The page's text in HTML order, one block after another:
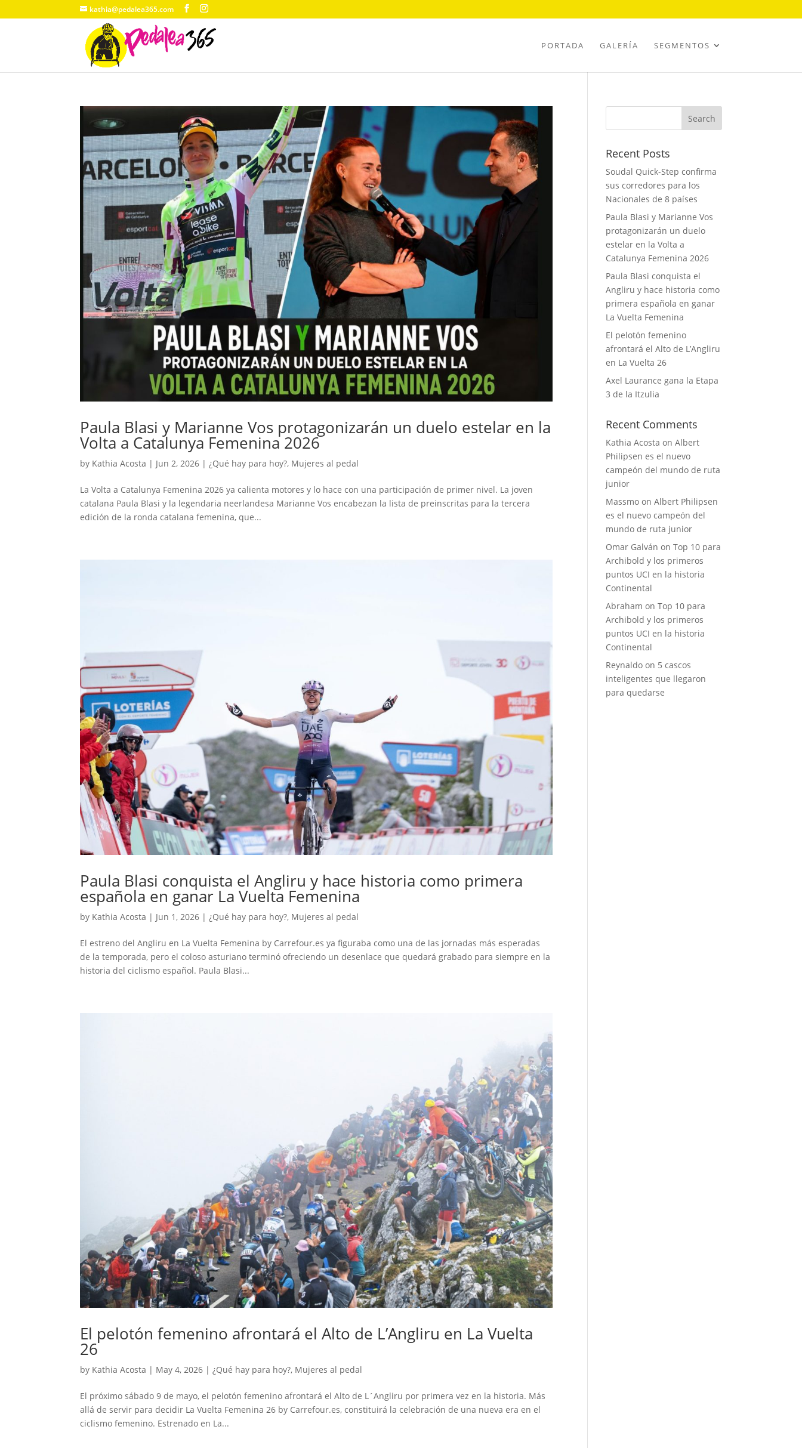
kathia@pedalea365.com
PORTADA GALERÍA SEGMENTOS
Paula Blasi y Marianne Vos protagonizarán un duelo estelar en la
Volta a Catalunya Femenina 2026
by Kathia Acosta | Jun 2, 2026 | ¿Qué hay para hoy?, Mujeres al pedal
La Volta a Catalunya Femenina 2026 ya calienta motores y lo hace con una participación de primer nivel. La joven
catalana Paula Blasi y la legendaria neerlandesa Marianne Vos encabezan la lista de preinscritas para la tercera
edición de la ronda catalana femenina, que...
Paula Blasi conquista el Angliru y hace historia como primera
española en ganar La Vuelta Femenina
by Kathia Acosta | Jun 1, 2026 | ¿Qué hay para hoy?, Mujeres al pedal
El estreno del Angliru en La Vuelta Femenina by Carrefour.es ya figuraba como una de las jornadas más esperadas
de la temporada, pero el coloso asturiano terminó ofreciendo un desenlace que quedará grabado para siempre en la
historia del ciclismo español. Paula Blasi...
El pelotón femenino afrontará el Alto de L’Angliru en La Vuelta
26
by Kathia Acosta | May 4, 2026 |¿Qué hay para hoy?, Mujeres al pedal
El próximo sábado 9 de mayo, el pelotón femenino afrontará el Alto de L´Angliru por primera vez en la historia. Más
allá de servir para decidir La Vuelta Femenina 26 by Carrefour.es, constituirá la celebración de una nueva era en el
ciclismo femenino. Estrenado en La...
Recent Posts
Soudal Quick-Step confirma
sus corredores para los
Nacionales de 8 países
Paula Blasi y Marianne Vos
protagonizarán un duelo
estelar en la Volta a
Catalunya Femenina 2026
Paula Blasi conquista el
Angliru y hace historia como
primera española en ganar
La Vuelta Femenina
El pelotón femenino
afrontará el Alto de L’Angliru
en La Vuelta 26
Axel Laurance gana la Etapa
3 de la Itzulia
Recent Comments
Kathia Acosta onAlbert
Philipsen es el nuevo
campeón del mundo de ruta
junior
Massmo onAlbert Philipsen
es el nuevo campeón del
mundo de ruta junior
Omar Galván onTop 10 para
Archibold y los primeros
puntos UCI en la historia
Continental
Abraham onTop 10 para
Archibold y los primeros
puntos UCI en la historia
Continental
Reynaldo on 5 cascos
inteligentes que llegaron
para quedarse